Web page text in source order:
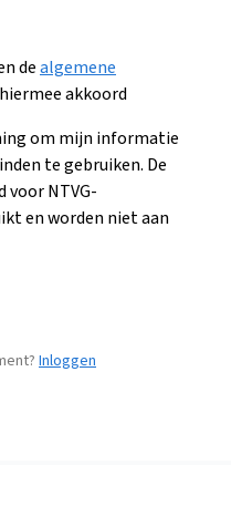
dealgemene
akkoord
om mijn informatie
te gebruiken. De
voor NTVG-
en worden niet aan
Inloggen